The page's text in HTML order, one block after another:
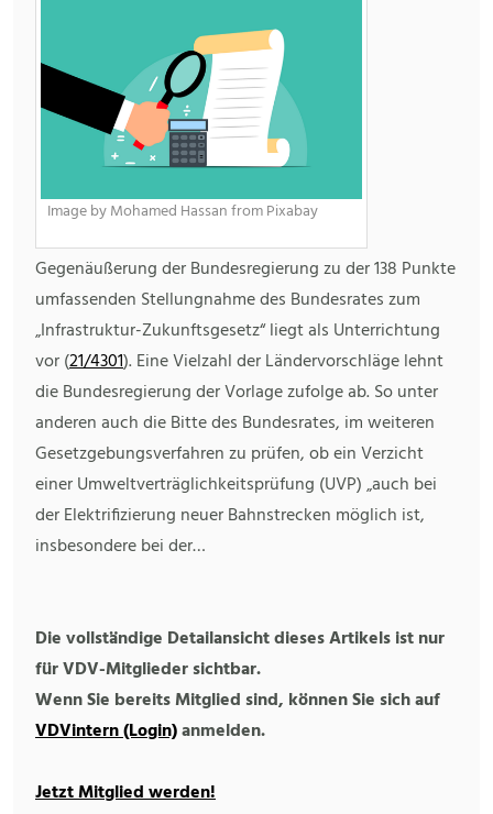
Image by Mohamed Hassan from Pixabay
Gegenäußerung der Bundesregierung zu der 138 Punkte
umfassenden Stellungnahme des Bundesrates zum
„Infrastruktur-Zukunftsgesetz“ liegt als Unterrichtung
vor (21/4301). Eine Vielzahl der Ländervorschläge lehnt
die Bundesregierung der Vorlage zufolge ab. So unter
anderen auch die Bitte des Bundesrates, im weiteren
Gesetzgebungsverfahren zu prüfen, ob ein Verzicht
einer Umweltverträglichkeitsprüfung (UVP) „auch bei
der Elektrifizierung neuer Bahnstrecken möglich ist,
insbesondere bei der…
Die vollständige Detailansicht dieses Artikels ist nur
für VDV-Mitglieder sichtbar.
Wenn Sie bereits Mitglied sind, können Sie sich auf
VDVintern (Login)anmelden.
Jetzt Mitglied werden!